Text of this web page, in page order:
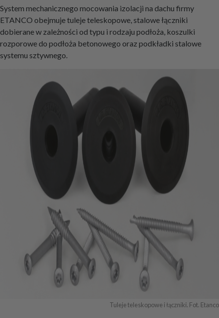
System mechanicznego mocowania izolacji na dachu firmy
ETANCO obejmuje tuleje teleskopowe, stalowe łączniki
dobierane w zależności od typu i rodzaju podłoża, koszulki
rozporowe do podłoża betonowego oraz podkładki stalowe
systemu sztywnego.
Tuleje teleskopowe i łączniki. Fot. Etanco